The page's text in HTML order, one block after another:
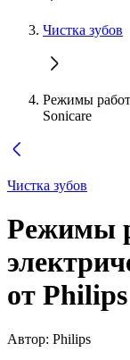
Чистка зубов
Режимы
Sonicare
Чистка зубов
Режимы
от Philips
Автор: Philips